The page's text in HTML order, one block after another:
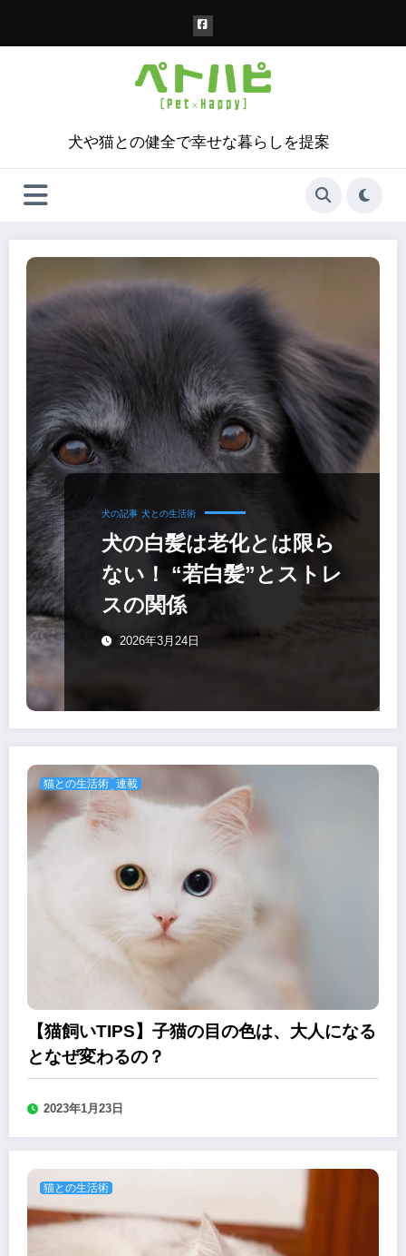
犬や猫との健全で幸せな暮らしを提案
犬の記事 犬との生活術
犬の白髪は老化とは限ら
ない！ “若白髪”とストレ
スの関係
2026年3月24日
猫との生活術 連載
【猫飼いTIPS】子猫の目の色は、大人になる
となぜ変わるの？
2023年1月23日
猫との生活術